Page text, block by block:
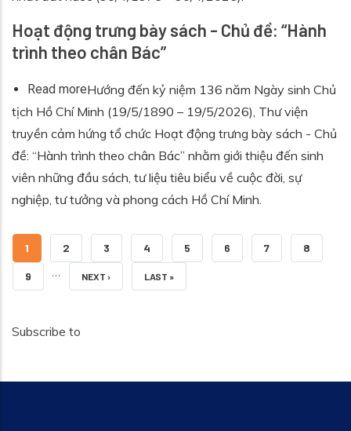
Hoạt động trưng bày sách - Chủ đề: “Hành
trình theo chân Bác”
Read moreabout Hoạt động trưng bày sách - Chủ đề:
Hướng đến kỷ niệm 136 năm Ngày sinh Chủ
tịch Hồ Chí Minh (19/5/1890 – 19/5/2026), Thư viện
truyền cảm hứng tổ chức Hoạt động trưng bày sách - Chủ
đề: “Hành trình theo chân Bác” nhằm giới thiệu đến sinh
viên những đầu sách, tư liệu tiêu biểu về cuộc đời, sự
nghiệp, tư tưởng và phong cách Hồ Chí Minh.
TRANG HIỆN THỜI
1 TRANG
2 TRANG
3 TRANG
4 TRANG
5 TRANG
6 TRANG
7 TRANG
8
TRANG
9 … NEXT PAGE
NEXT › LAST PAGE
LAST »
Subscribe to